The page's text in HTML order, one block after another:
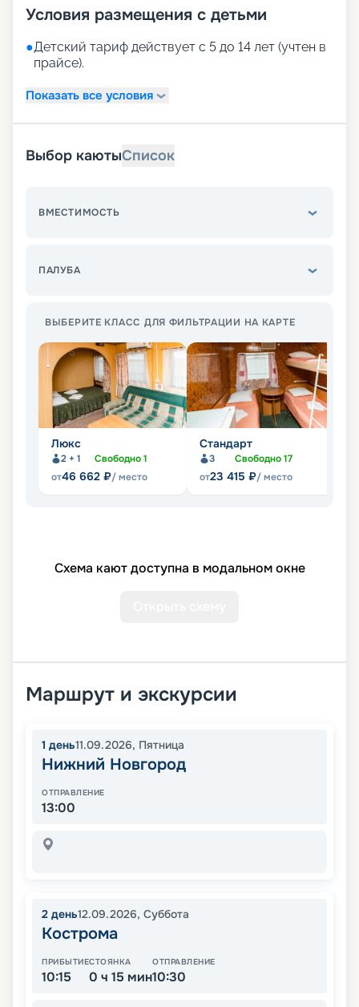
Условия размещения с детьми
●Детский тариф действует с 5 до 14 лет (учтен в
прайсе).
Показать все условия
Выбор каютыСписок
ВМЕСТИМОСТЬ
ПАЛУБА
ВЫБЕРИТЕ КЛАСС ДЛЯ ФИЛЬТРАЦИИ НА КАРТЕ
Люкс
2 + 1 Свободно1
от46 662 ₽/ место
Стандарт
3 Свободно17
от23 415 ₽/ место
Схема кают доступна в модальном окне
Маршрут и экскурсии
1 день11.09.2026, Пятница
Нижний Новгород
ОТПРАВЛЕНИЕ
13:00
2 день12.09.2026, Суббота
Кострома
ПРИБЫТИЕ
10:15
СТОЯНКА
0 ч 15 мин
ОТПРАВЛЕНИЕ
10:30